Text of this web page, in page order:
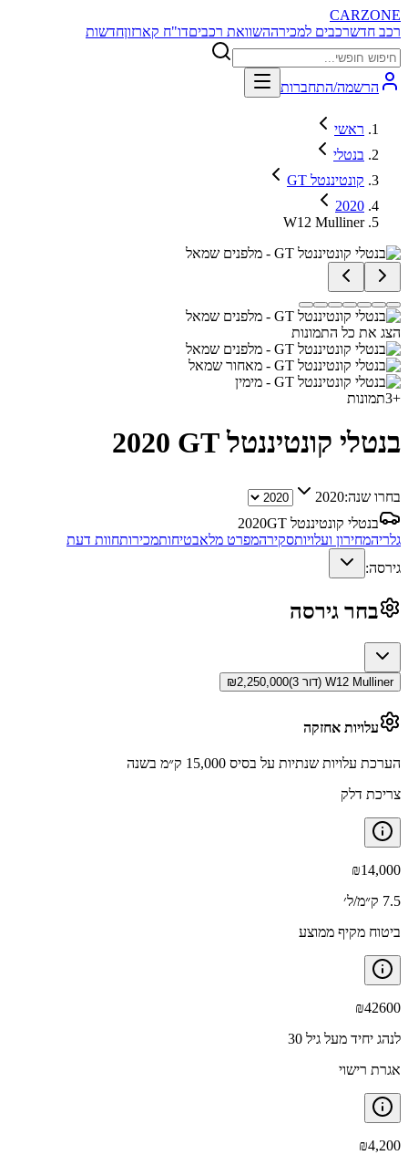
CARZONE
רכב חדשרכבים למכירההשוואת רכביםדו"ח קארזוןחדשות
הרשמה/התחברות
ראשי
בנטלי
קונטיננטל GT
2020
W12 Mulliner
הצג את כל התמונות
+
3תמונות
בנטלי קונטיננטל GT 2020
בחרו שנה:2020
בנטלי קונטיננטל GT
2020
גלריהמחירון ועלויותסקירהמפרט מלאבטיחותמכירותחוות דעת
גירסה:
בחר גירסה
W12 Mulliner (דור 3) ₪2,250,000
עלויות אחזקה
הערכת עלויות שנתיות על בסיס 15,000 ק״מ בשנה
צריכת דלק
₪14,000
7.5 ק״מ/ל׳
ביטוח מקיף ממוצע
₪42600
לנהג יחיד מעל גיל 30
אגרת רישוי
₪4,200